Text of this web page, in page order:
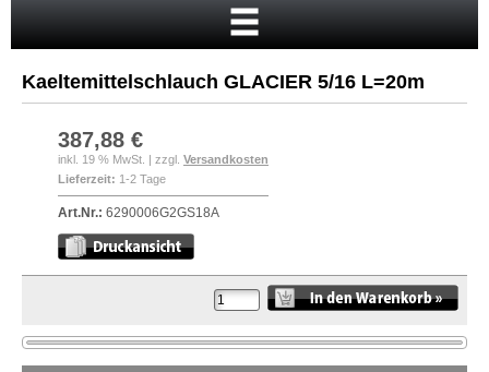
Neukunde?
Kasse
Anmelden
Kaeltemittelschlauch GLACIER 5/16 L=20m
387,88 €
inkl. 19 % MwSt. | zzgl. Versandkosten
Lieferzeit: 1-2 Tage
Art.Nr.: 6290006G2GS18A